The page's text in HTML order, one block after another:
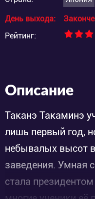
День выхода:
Рейтинг:
Описание
Таканэ Такаминэ
лишь первый год,
небывалых высот
заведения. Умная
стала президентом